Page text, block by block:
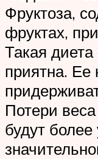
Фруктоза,
фруктах,
Такая
приятна. Ее
Потери
будут